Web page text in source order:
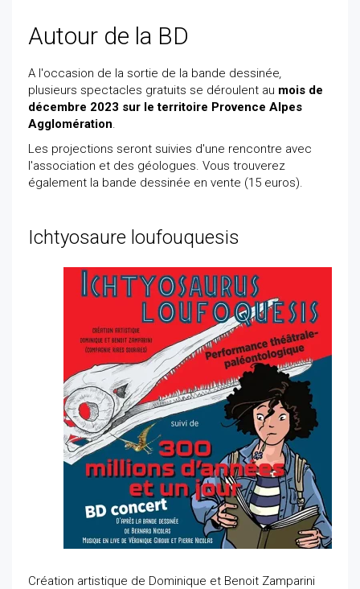
Autour de la BD
A l'occasion de la sortie de la bande dessinée,
plusieurs spectacles gratuits se déroulent au mois de
décembre 2023 sur le territoire Provence Alpes
Agglomération.
Les projections seront suivies d'une rencontre avec
l'association et des géologues. Vous trouverez
également la bande dessinée en vente (15 euros).
Ichtyosaure loufouquesis
Création artistique de Dominique et Benoit Zamparini